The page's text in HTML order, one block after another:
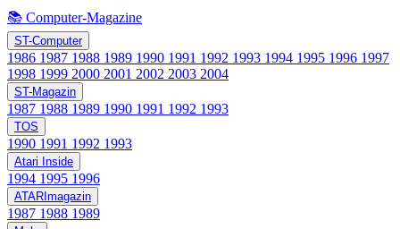
📚 Computer-Magazine
ST-Computer
1986 1987 1988 1989 1990 1991 1992 1993 1994 1995 1996 1997
1998 1999 2000 2001 2002 2003 2004
ST-Magazin
1987 1988 1989 1990 1991 1992 1993
TOS
1990 1991 1992 1993
Atari Inside
1994 1995 1996
ATARImagazin
1987 1988 1989